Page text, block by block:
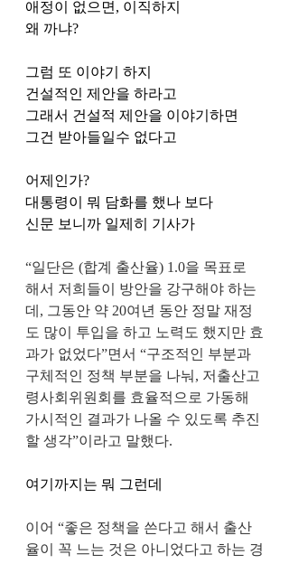
애정이 없으면, 이직하지
왜 까냐?
그럼 또 이야기 하지
건설적인 제안을 하라고
그래서 건설적 제안을 이야기하면
그건 받아들일수 없다고
어제인가?
대통령이 뭐 담화를 했나 보다
신문 보니까 일제히 기사가
“일단은 (합계 출산율) 1.0을 목표로
해서 저희들이 방안을 강구해야 하는
데, 그동안 약 20여년 동안 정말 재정
도 많이 투입을 하고 노력도 했지만 효
과가 없었다”면서 “구조적인 부분과
구체적인 정책 부분을 나눠, 저출산고
령사회위원회를 효율적으로 가동해
가시적인 결과가 나올 수 있도록 추진
할 생각”이라고 말했다.
여기까지는 뭐 그런데
이어 “좋은 정책을 쓴다고 해서 출산
율이 꼭 느는 것은 아니었다고 하는 경